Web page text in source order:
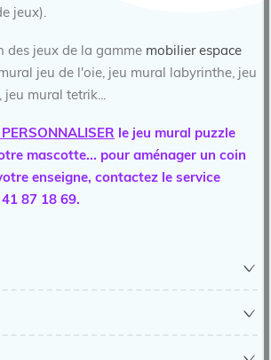
jeux).
des jeux de la gamme mobilier espace
jeu de l'oie, jeu mural labyrinthe, jeu
jeu mural tetrik...
PERSONNALISER le jeu mural puzzle
mascotte... pour aménager un coin
enseigne, contactez le service
87 18 69.